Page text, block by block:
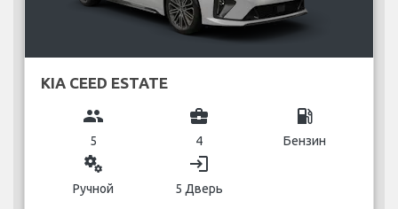
KIA CEED ESTATE
group
5
business_center
4
local_gas_station
Бензин
miscellaneous_services
Ручной
login
5 Дверь